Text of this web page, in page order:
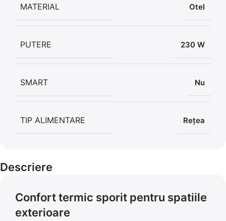
MATERIAL Otel
PUTERE 230 W
SMART Nu
TIP ALIMENTARE Rețea
Descriere
Confort termic sporit pentru spatiile
exterioare